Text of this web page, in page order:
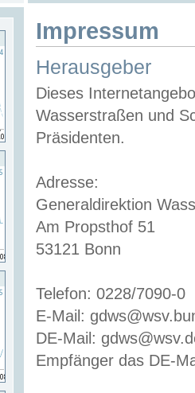
Impressum
Herausgeber
Dieses
Wasserstraßen und
Präsidenten.
Adresse:
Generaldirektion
Am Propsthof 51
53121 Bonn
Telefon: 0228/7090-0
E-Mail:
DE-Mail:
Empfänger das DE-